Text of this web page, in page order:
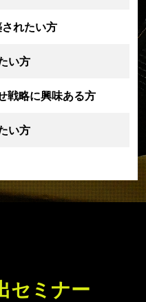
れたい方
い方
戦略に興味ある方
い方
セミナー